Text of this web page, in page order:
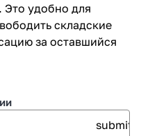
Это удобно для
складские
за оставшийся